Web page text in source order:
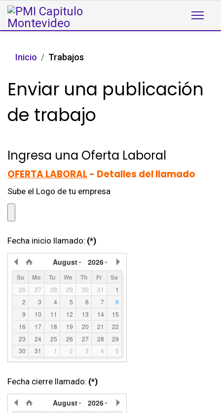
Inicio Trabajos
Enviar una publicación
de trabajo
Ingresa una Oferta Laboral
OFERTA LABORAL- Detalles del llamado
Sube el Logo de tu empresa
Fecha inicio llamado: (*)
August 2026
Su Mo Tu We Th Fr Sa
26 27 28 29 30 31
1
2
3 4 5 6 7
8
9
10 11 12 13 14
15
16
17 18 19 20 21
22
23
24 25 26 27 28
29
30
31 1 2 3 4 5
Fecha cierre llamado: (*)
August 2026